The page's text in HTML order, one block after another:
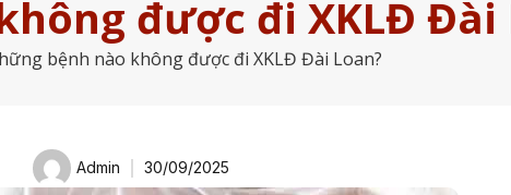
được đi XKLĐ Đài
bệnh nào không được đi XKLĐ Đài Loan?
Admin 30/09/2025